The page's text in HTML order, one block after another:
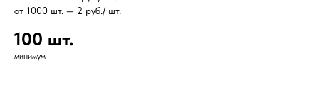
от 1000 шт. — 2 руб./ шт.
100 шт.
минимум